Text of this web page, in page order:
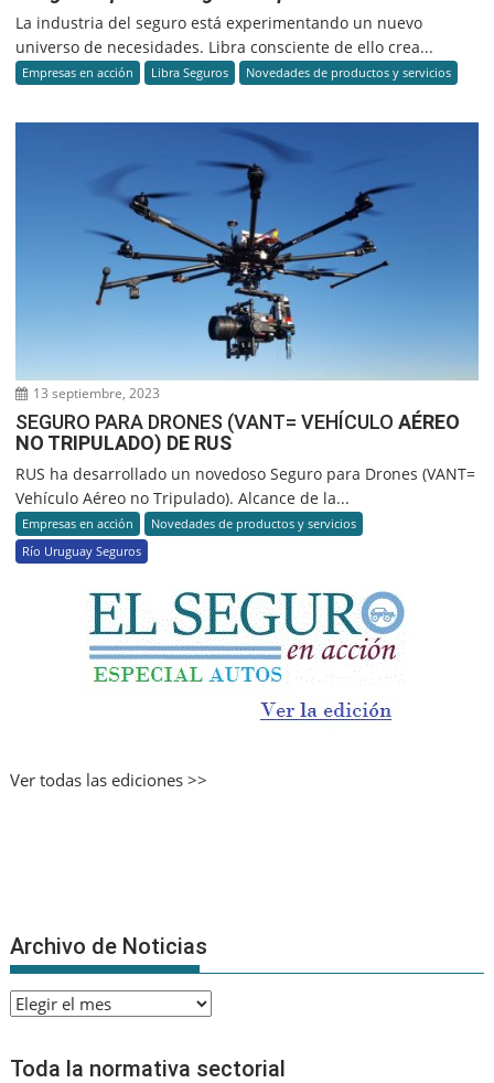
La industria del seguro está experimentando un nuevo
universo de necesidades. Libra consciente de ello crea...
Empresas en acción Libra Seguros Novedades de productos y servicios
13 septiembre, 2023
SEGURO PARA DRONES (VANT= VEHÍCULOAÉREO
NO TRIPULADO) DE RUS
RUS ha desarrollado un novedoso Seguro para Drones (VANT=
Vehículo Aéreo no Tripulado). Alcance de la...
Empresas en acción
Novedades de productos y servicios
Río Uruguay Seguros
Ver todas las ediciones >>
Archivo de Noticias
Archivo
Noticias
Toda la normativa sectorial